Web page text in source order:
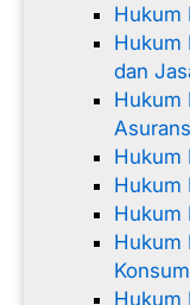
Hukum
Hukum
dan
Hukum
Hukum
Hukum
Hukum
Hukum
Hukum